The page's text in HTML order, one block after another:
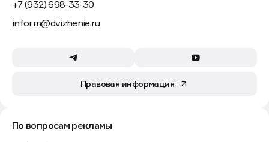
+7 (932) 698-33-30
inform@dvizhenie.ru
Правовая информация
По вопросам рекламы